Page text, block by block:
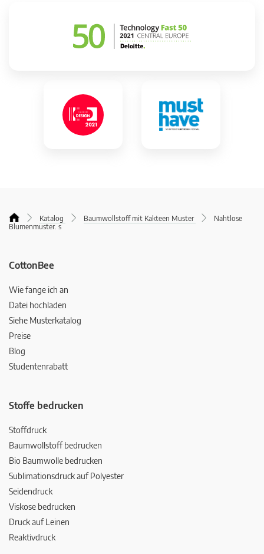
Katalog Baumwollstoff mit Kakteen Muster
Nahtlose
Blumenmuster. s
CottonBee
Wie fange ich an
Datei hochladen
Siehe Musterkatalog
Preise
Blog
Studentenrabatt
Stoffe bedrucken
Stoffdruck
Baumwollstoff bedrucken
Bio Baumwolle bedrucken
Sublimationsdruck auf Polyester
Seidendruck
Viskose bedrucken
Druck auf Leinen
Reaktivdruck